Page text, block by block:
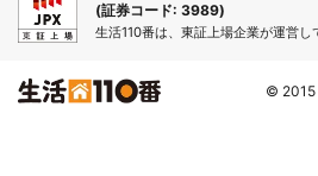
(証券コード: 3989)
生活110番は、東証上場企業が運営し
© 2015